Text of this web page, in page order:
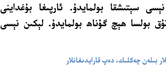
سېتىشقا بولمايدۇ. ئارپىغا بۇغداينى
بولسا ھېچ گۇناھ بولمايدۇ. لېكىن نېسى